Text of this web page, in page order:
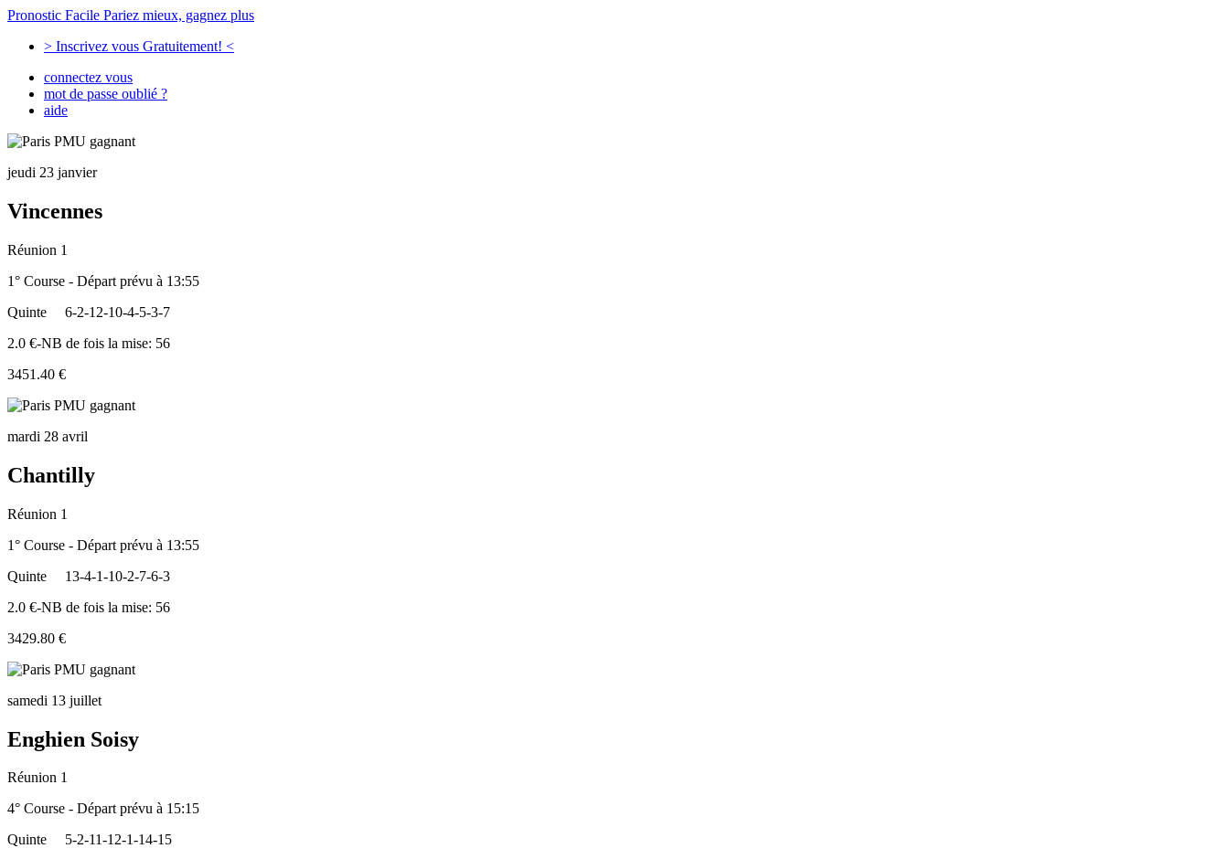
Pronostic Facile Pariez mieux, gagnez plus
> Inscrivez vous Gratuitement! <
connectez vous
mot de passe oublié ?
aide
jeudi 23 janvier
Vincennes
Réunion 1
1° Course - Départ prévu à 13:55
Quinte
6-2-12-10-4-5-3-7
2.0 €-NB de fois la mise: 56
3451.40 €
mardi 28 avril
Chantilly
Réunion 1
1° Course - Départ prévu à 13:55
Quinte
13-4-1-10-2-7-6-3
2.0 €-NB de fois la mise: 56
3429.80 €
samedi 13 juillet
Enghien Soisy
Réunion 1
4° Course - Départ prévu à 15:15
Quinte
5-2-11-12-1-14-15